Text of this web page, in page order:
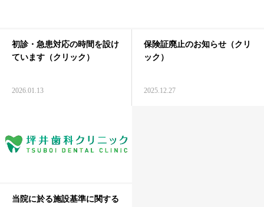
初診・急患対応の時間を設け
ています（クリック）
2026.01.13
保険証廃止のお知らせ（クリ
ック）
2025.12.27
当院に於る施設基準に関する